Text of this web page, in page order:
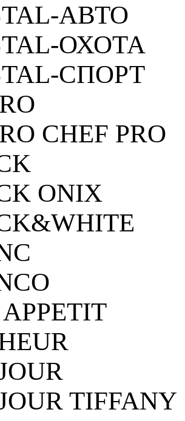
АВТО
ОХОТА
СПОРТ
CHEF PRO
ONIX
TIFFANY